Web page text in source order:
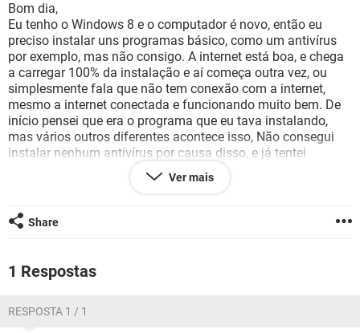
GUIA DE COMPRAS
INSTAGRAM GMAIL
GUIA DE COMPRAS
CELULAR
OUTLOOK EXCEL
INSTAGRAM GMAIL
GUIA DE COMPRAS
Bom dia,
Eu tenho o Windows 8 e o computador é novo, então eu
preciso instalar uns programas básico, como um antivírus
por exemplo, mas não consigo. A internet está boa, e chega
a carregar 100% da instalação e aí começa outra vez, ou
simplesmente fala que não tem conexão com a internet,
mesmo a internet conectada e funcionando muito bem. De
início pensei que era o programa que eu tava instalando,
mas vários outros diferentes acontece isso, Não consegui
instalar nenhum antivírus por causa disso, e já tentei
desativar o firewall do Windows mas não adiantou nada.
Ver mais
Share
1 Respostas
RESPOSTA 1 / 1